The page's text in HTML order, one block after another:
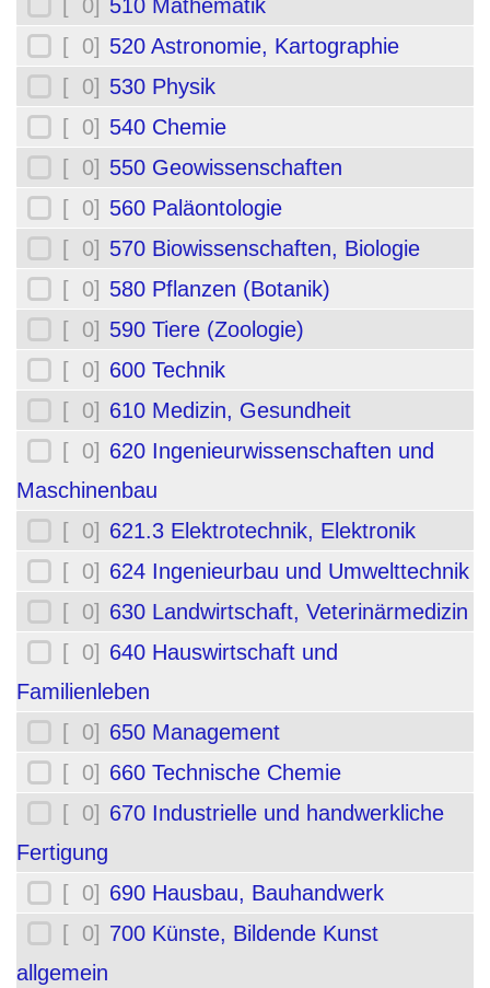
[ 0]
510 Mathematik
[ 0] 520 Astronomie, Kartographie
[ 0] 530 Physik
[ 0] 540 Chemie
[ 0] 550 Geowissenschaften
[ 0] 560 Paläontologie
[ 0] 570 Biowissenschaften, Biologie
[ 0] 580 Pflanzen (Botanik)
[ 0] 590 Tiere (Zoologie)
[ 0] 600 Technik
[ 0] 610 Medizin, Gesundheit
[ 0] 620 Ingenieurwissenschaften und
Maschinenbau
[ 0] 621.3 Elektrotechnik, Elektronik
[ 0] 624 Ingenieurbau und Umwelttechnik
[ 0] 630 Landwirtschaft, Veterinärmedizin
[ 0] 640 Hauswirtschaft und
Familienleben
[ 0] 650 Management
[ 0] 660 Technische Chemie
[ 0] 670 Industrielle und handwerkliche
Fertigung
[ 0] 690 Hausbau, Bauhandwerk
[ 0] 700 Künste, Bildende Kunst
allgemein